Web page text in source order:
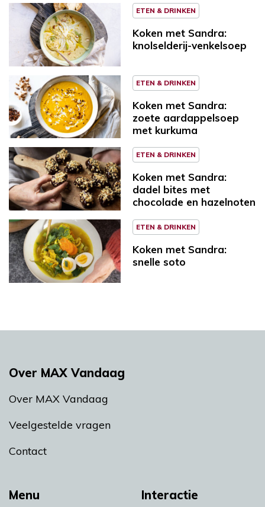
ETEN & DRINKEN
Koken met Sandra:
knolselderij-venkelsoep
ETEN & DRINKEN
Koken met Sandra:
zoete aardappelsoep
met kurkuma
ETEN & DRINKEN
Koken met Sandra:
dadel bites met
chocolade en hazelnoten
ETEN & DRINKEN
Koken met Sandra:
snelle soto
Menu Interactie
Over MAX Vandaag
Over MAX Vandaag
Veelgestelde vragen
Contact